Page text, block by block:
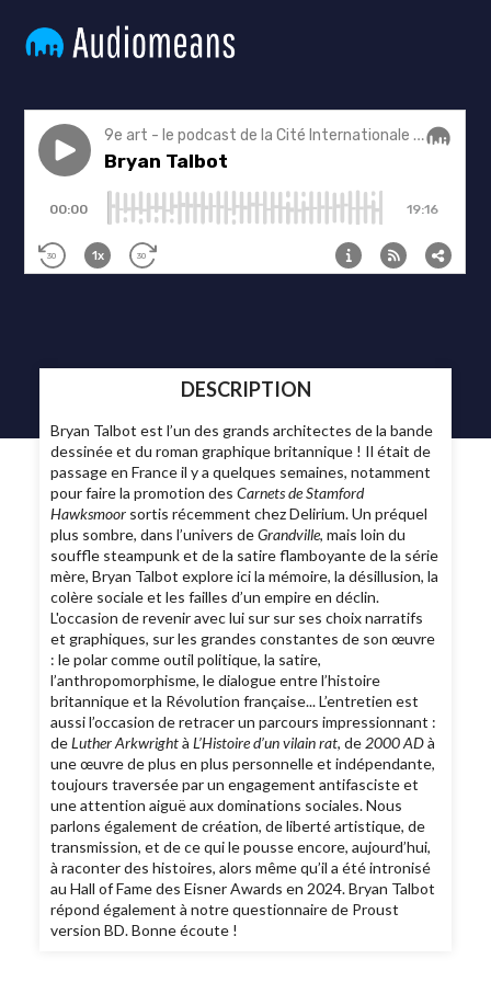
DESCRIPTION
Bryan Talbot est l’un des grands architectes de la bande
dessinée et du roman graphique britannique ! Il était de
passage en France il y a quelques semaines, notamment
pour faire la promotion desCarnets de Stamford
Hawksmoor sortis récemment chez Delirium. Un préquel
plus sombre, dans l’univers deGrandville, mais loin du
souffle steampunk et de la satire flamboyante de la série
mère, Bryan Talbot explore ici la mémoire, la désillusion, la
colère sociale et les failles d’un empire en déclin.
L'occasion de revenir avec lui sur sur ses choix narratifs
et graphiques, sur les grandes constantes de son œuvre
: le polar comme outil politique, la satire,
l’anthropomorphisme, le dialogue entre l’histoire
britannique et la Révolution française... L’entretien est
aussi l’occasion de retracer un parcours impressionnant :
deLuther ArkwrightàL’Histoire d’un vilain rat, de 2000 ADà
une œuvre de plus en plus personnelle et indépendante,
toujours traversée par un engagement antifasciste et
une attention aiguë aux dominations sociales. Nous
parlons également de création, de liberté artistique, de
transmission, et de ce qui le pousse encore, aujourd’hui,
à raconter des histoires, alors même qu’il a été intronisé
au Hall of Fame des Eisner Awards en 2024. Bryan Talbot
répond également à notre questionnaire de Proust
version BD. Bonne écoute !